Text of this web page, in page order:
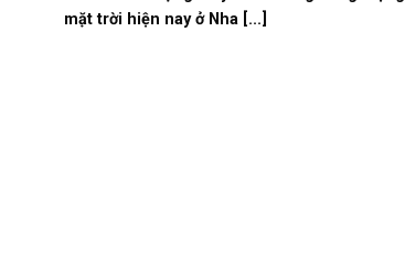
mặt trời hiện nay ở Nha [...]